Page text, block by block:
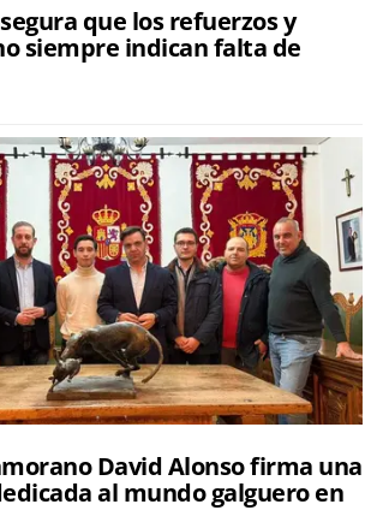
que los refuerzos y
siempre indican falta de
David Alonso firma una
al mundo galguero en